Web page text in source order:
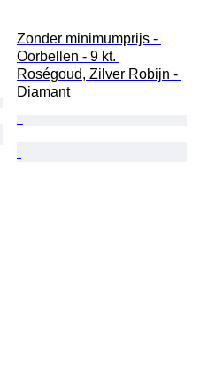
Zonder minimumprijs -
Oorbellen - 9 kt.
Roségoud, Zilver Robijn -
Diamant